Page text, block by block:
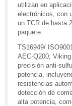
utilizan en
electrónicos, con
un TCR de hasta
paquete.
TS16949/
AEC-Q200,
precisión anti-
potencia,
resistencias
detección de
alta potencia,